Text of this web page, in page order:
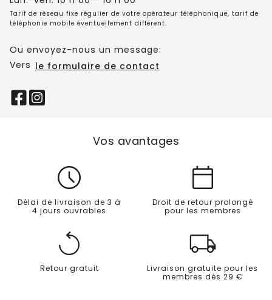
Tarif de réseau fixe régulier de votre opérateur téléphonique, tarif de
téléphonie mobile éventuellement différent.
Ou envoyez-nous un message:
Vers le formulaire de contact
Vos avantages
Délai de livraison de 3 à
4 jours ouvrables
Droit de retour prolongé
pour les membres
Retour gratuit
Livraison gratuite pour les
membres dès 29 €